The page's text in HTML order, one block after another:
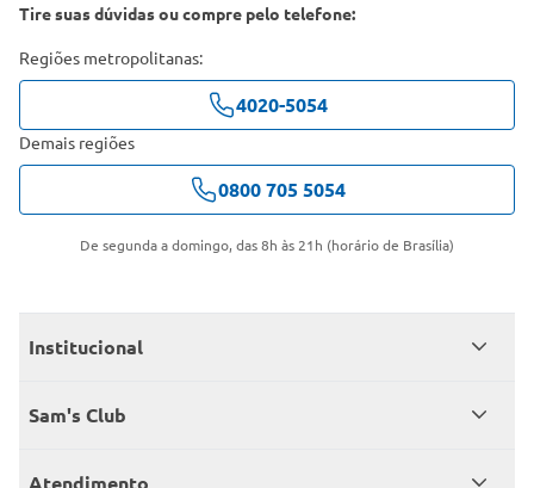
Tire suas dúvidas ou compre pelo telefone:
Regiões metropolitanas:
4020-5054
Demais regiões
0800 705 5054
De segunda a domingo, das 8h às 21h (horário de Brasília)
Institucional
Quem somos
Sam's Club
Seja sócio
Atendimento